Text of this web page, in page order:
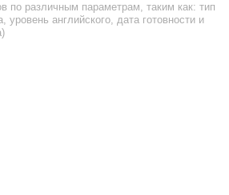
по различным параметрам, таким как: тип
уровень английского, дата готовности и